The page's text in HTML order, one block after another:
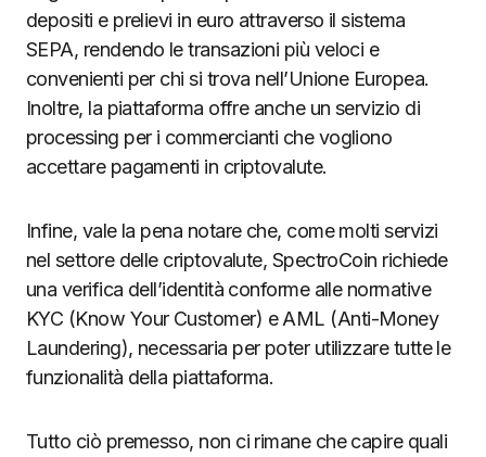
depositi e prelievi in euro attraverso il sistema
SEPA, rendendo le transazioni più veloci e
convenienti per chi si trova nell’Unione Europea.
Inoltre, la piattaforma offre anche un servizio di
processing per i commercianti che vogliono
accettare pagamenti in criptovalute.
Infine, vale la pena notare che, come molti servizi
nel settore delle criptovalute, SpectroCoin richiede
una verifica dell’identità conforme alle normative
KYC (Know Your Customer) e AML (Anti-Money
Laundering), necessaria per poter utilizzare tutte le
funzionalità della piattaforma.
Tutto ciò premesso, non ci rimane che capire quali